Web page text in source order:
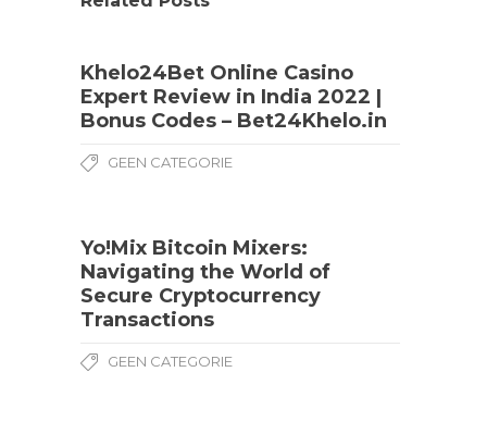
Khelo24Bet Online Casino
Expert Review in India 2022 |
Bonus Codes – Bet24Khelo.in
GEEN CATEGORIE
Yo!Mix Bitcoin Mixers:
Navigating the World of
Secure Cryptocurrency
Transactions
GEEN CATEGORIE